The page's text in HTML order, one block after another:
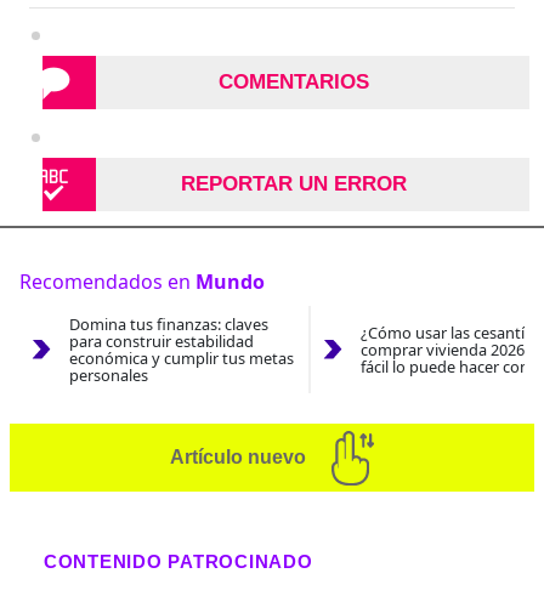
COMENTARIOS
REPORTAR UN ERROR
Recomendados en Mundo
Domina tus finanzas: claves
para construir estabilidad
económica y cumplir tus metas
personales
¿Cómo usar las
comprar vivienda 2026?
fácil lo puede hacer con
Artículo nuevo
CONTENIDO PATROCINADO